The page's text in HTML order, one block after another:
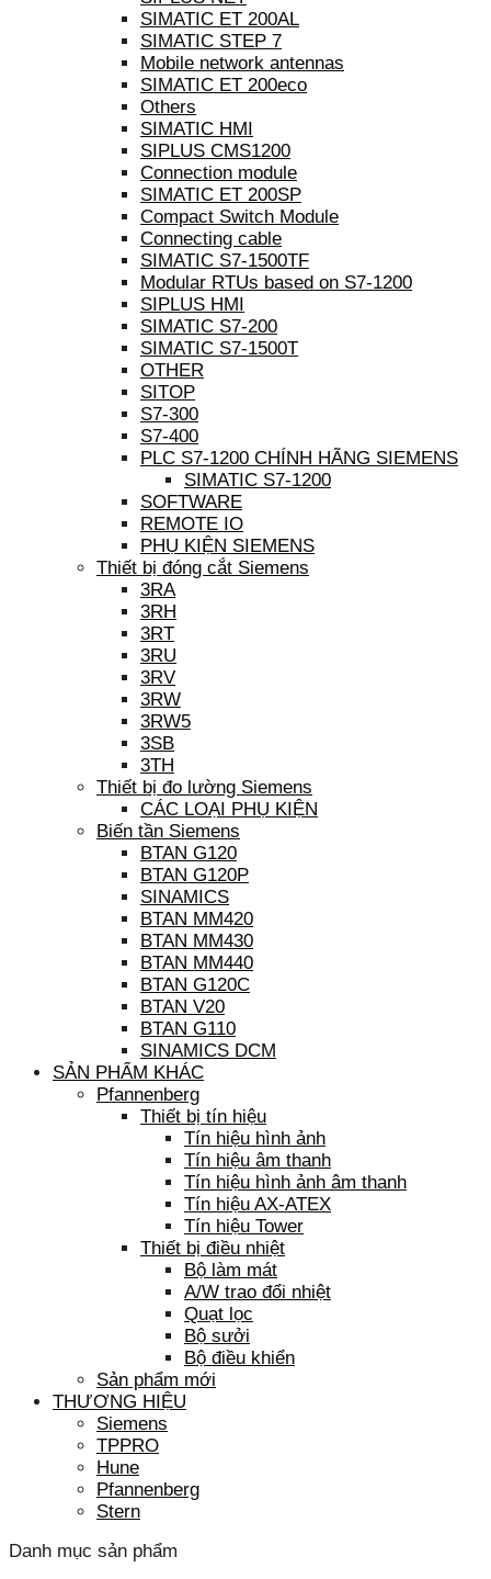
SIMATIC ET 200AL
SIMATIC STEP 7
Mobile network antennas
SIMATIC ET 200eco
Others
SIMATIC HMI
SIPLUS CMS1200
Connection module
SIMATIC ET 200SP
Compact Switch Module
Connecting cable
SIMATIC S7-1500TF
Modular RTUs based on S7-1200
SIPLUS HMI
SIMATIC S7-200
SIMATIC S7-1500T
OTHER
SITOP
S7-300
S7-400
PLC S7-1200 CHÍNH HÃNG SIEMENS
SIMATIC S7-1200
SOFTWARE
REMOTE IO
PHỤ KIỆN SIEMENS
Thiết bị đóng cắt Siemens
3RA
3RH
3RT
3RU
3RV
3RW
3RW5
3SB
3TH
Thiết bị đo lường Siemens
CÁC LOẠI PHỤ KIỆN
Biến tần Siemens
BTAN G120
BTAN G120P
SINAMICS
BTAN MM420
BTAN MM430
BTAN MM440
BTAN G120C
BTAN V20
BTAN G110
SINAMICS DCM
SẢN PHẨM KHÁC
Pfannenberg
Thiết bị tín hiệu
Tín hiệu hình ảnh
Tín hiệu âm thanh
Tín hiệu hình ảnh âm thanh
Tín hiệu AX-ATEX
Tín hiệu Tower
Thiết bị điều nhiệt
Bộ làm mát
A/W trao đổi nhiệt
Quạt lọc
Bộ sưởi
Bộ điều khiển
Sản phẩm mới
THƯƠNG HIỆU
Siemens
TPPRO
Hune
Pfannenberg
Stern
Danh mục sản phẩm